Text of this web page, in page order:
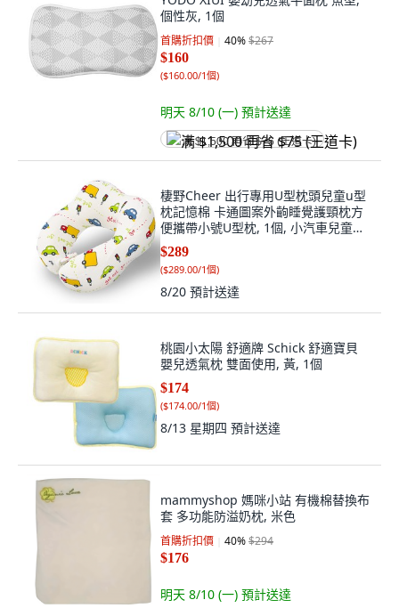
個性灰, 1個
首購折扣價 40%$267
$160
($160.00/1個)
明天 8/10 (一) 預計送達
满 $1,500 再省 $75 (王道卡)
棲野Cheer 出行專用U型枕頭兒童u型
枕記憶棉 卡通圖案外齣睡覺護頸枕方
便攜帶小號U型枕, 1個, 小汽車兒童款
U型枕U024-06
$289
($289.00/1個)
8/20 預計送達
桃園小太陽 舒適牌 Schick 舒適寶貝
嬰兒透氣枕 雙面使用, 黃, 1個
$174
($174.00/1個)
8/13 星期四 預計送達
mammyshop 媽咪小站 有機棉替換布
套 多功能防溢奶枕, 米色
首購折扣價 40%$294
$176
明天 8/10 (一) 預計送達